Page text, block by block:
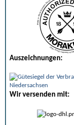
Auszeichnungen:
Wir versenden mit: